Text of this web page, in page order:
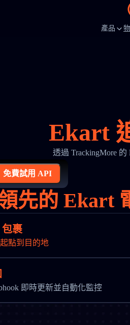
產品
Ekart
透過 TrackingMore
免費試用 API
先的 Ekart
裹
點到目的地
即時更新並自動化監控